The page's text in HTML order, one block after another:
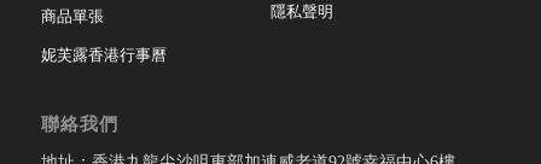
商品單張
妮芙露香港行事曆
隱私聲明
聯絡我們